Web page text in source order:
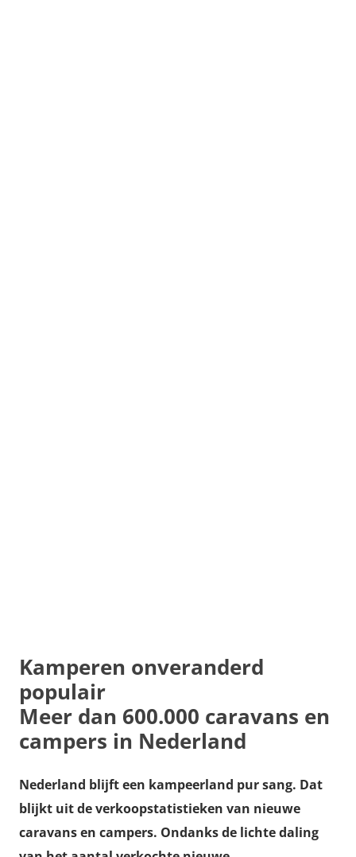
Kamperen onveranderd
populair
Meer dan 600.000 caravans en
campers in Nederland
Nederland blijft een kampeerland pur sang. Dat
blijkt uit de verkoopstatistieken van nieuwe
caravans en campers. Ondanks de lichte daling